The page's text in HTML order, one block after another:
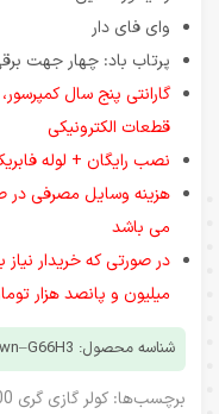
وای فای دار
پرتاب باد: چهار جهت
گارانتی پنج سال
قطعات الکترونیکی
نصب رایگان + لوله
هزینه وسایل مصرفی در
می باشد
در صورتی که خریدار
میلیون و پانصد هزار
شناسه محصول: Crown–G66H3
برچسب‌ها: کولر گازی گری 66000